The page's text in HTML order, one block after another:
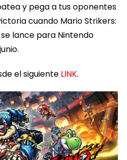
y pega a tus oponentes
cuando Mario Strikers:
lance para Nintendo
el siguiente LINK.